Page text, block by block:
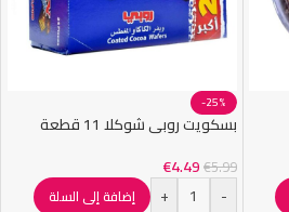
-25%
بسكويت روبي شوكلا 11 قطعة
€5.99
€4.49
-
+ إضافة إلى السلة